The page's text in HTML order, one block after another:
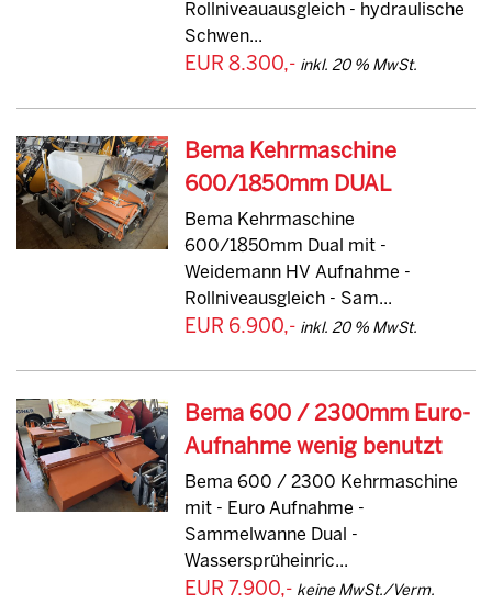
Rollniveauausgleich - hydraulische
Schwen...
EUR 8.300,- inkl. 20 % MwSt.
Bema Kehrmaschine
600/1850mm DUAL
Bema Kehrmaschine
600/1850mm Dual mit -
Weidemann HV Aufnahme -
Rollniveausgleich - Sam...
EUR 6.900,- inkl. 20 % MwSt.
Bema 600 / 2300mm Euro-
Aufnahme wenig benutzt
Bema 600 / 2300 Kehrmaschine
mit - Euro Aufnahme -
Sammelwanne Dual -
Wassersprüheinric...
EUR 7.900,- keine MwSt./Verm.